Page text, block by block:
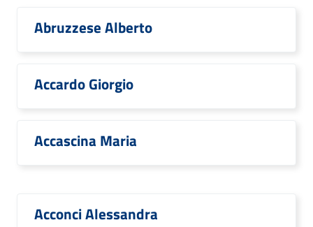
Abruzzese Alberto
Accardo Giorgio
Accascina Maria
Acconci Alessandra